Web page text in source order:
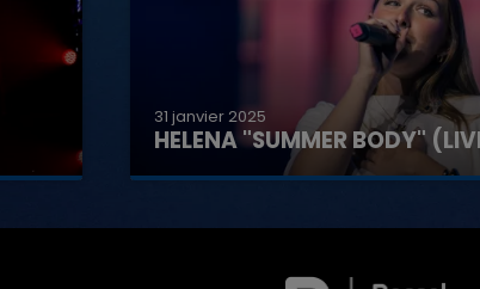
31 janvier 2025
HELENA "SUMMER BODY"